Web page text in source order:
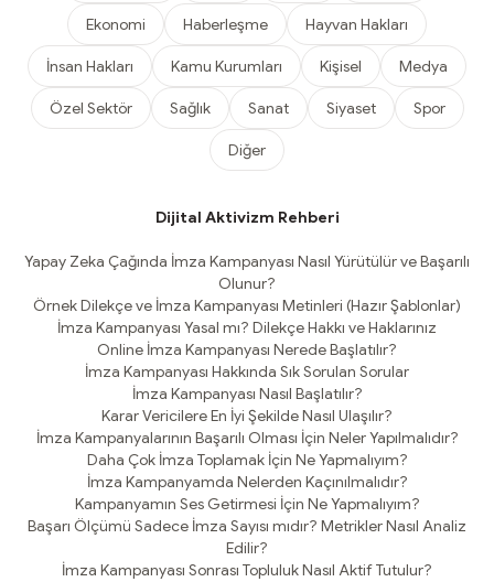
Ekonomi Haberleşme Hayvan Hakları
İnsan Hakları Kamu Kurumları Kişisel Medya
Özel Sektör Sağlık Sanat Siyaset Spor
Diğer
Dijital Aktivizm Rehberi
Yapay Zeka Çağında İmza Kampanyası Nasıl Yürütülür ve Başarılı
Olunur?
Örnek Dilekçe ve İmza Kampanyası Metinleri (Hazır Şablonlar)
İmza Kampanyası Yasal mı? Dilekçe Hakkı ve Haklarınız
Online İmza Kampanyası Nerede Başlatılır?
İmza Kampanyası Hakkında Sık Sorulan Sorular
İmza Kampanyası Nasıl Başlatılır?
Karar Vericilere En İyi Şekilde Nasıl Ulaşılır?
İmza Kampanyalarının Başarılı Olması İçin Neler Yapılmalıdır?
Daha Çok İmza Toplamak İçin Ne Yapmalıyım?
İmza Kampanyamda Nelerden Kaçınılmalıdır?
Kampanyamın Ses Getirmesi İçin Ne Yapmalıyım?
Başarı Ölçümü Sadece İmza Sayısı mıdır? Metrikler Nasıl Analiz
Edilir?
İmza Kampanyası Sonrası Topluluk Nasıl Aktif Tutulur?